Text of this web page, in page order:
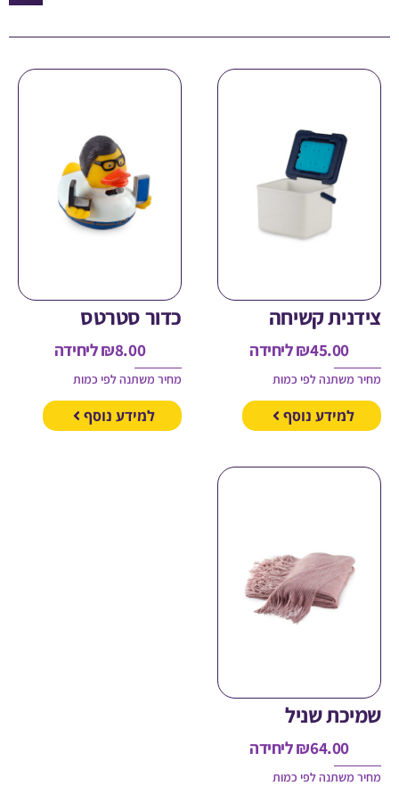
קשיחה
₪ליחידה
לפי כמות
נוסף
כדור סטרטס
ליחידה
מחיר משתנה לפי כמות
למידע נוסף
שניל
₪ליחידה
לפי כמות